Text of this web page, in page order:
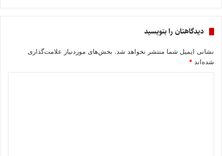
دیدگاهتان را بنویسید
نشانی ایمیل شما منتشر نخواهد شد. بخش‌های موردنیاز علامت‌گذاری
شده‌اند *